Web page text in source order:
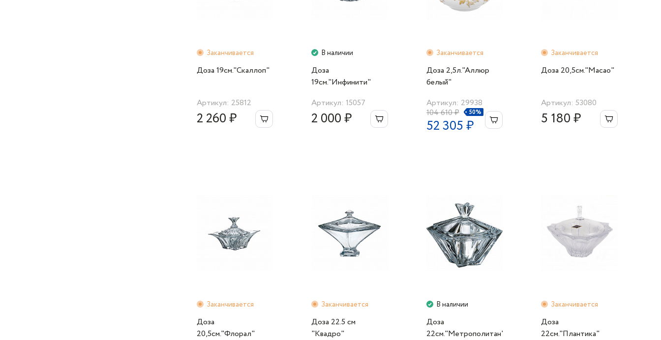
Заканчивается
Доза 19cм."Скаллоп"
Артикул: 25812
2 260 ₽
В наличии
Доза
19см."Инфинити"
Артикул: 15057
2 000 ₽
Заканчивается
Доза 2,5л."Аллюр
белый"
Артикул: 29938
104 610 ₽
50%
52 305 ₽
Заканчивается
Доза 20,5см."Macao"
Артикул: 53080
5 180 ₽
Заканчивается
Доза
20,5см."Флорал"
Заканчивается
Доза 22.5 cм
"Квадро"
В наличии
Доза
22см."Метрополитан"
Заканчивается
Доза
22см."Плантика"